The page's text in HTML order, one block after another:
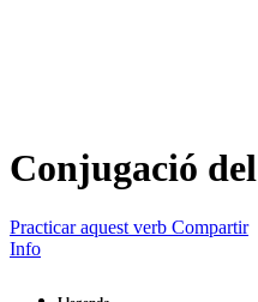
Conjugació
Practicar aquest verb Compartir
Info